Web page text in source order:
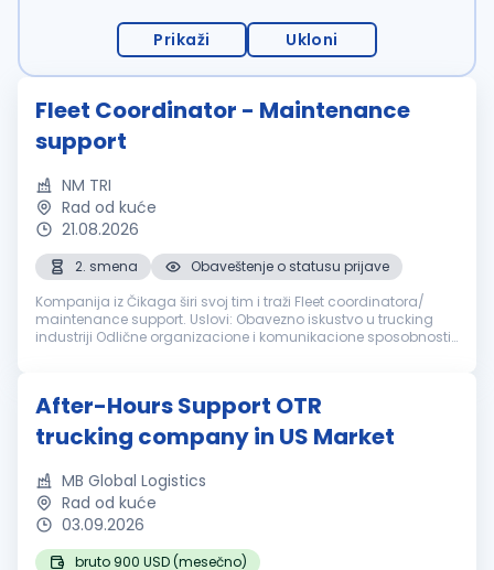
Prikaži Ukloni
Fleet Coordinator - Maintenance
support
NM TRI
Rad od kuće
21.08.2026
2. smena
Obaveštenje o statusu prijave
Kompanija iz Čikaga širi svoj tim i traži Fleet coordinatora/
maintenance support. Uslovi: Obavezno iskustvo u trucking
industriji Odlične organizacione i komunikacione sposobnosti
After-Hours Support OTR
trucking company in US Market
MB Global Logistics
Rad od kuće
03.09.2026
bruto 900 USD (mesečno)